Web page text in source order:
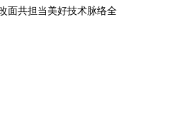
面共担当美好技术脉络全